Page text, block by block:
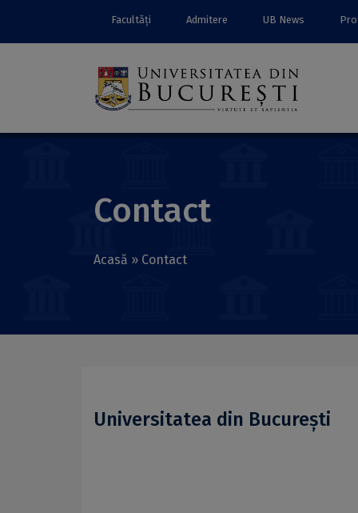
Facultăți Admitere UB News
Contact
Acasă » Contact
Universitatea din București